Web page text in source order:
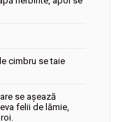
cimbru se taie
se așează
felii de lămie,